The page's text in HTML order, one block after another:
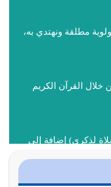
مطلقة ونهتدي به،
خلال القرآن الكريم
لذكري) إضافة إلى